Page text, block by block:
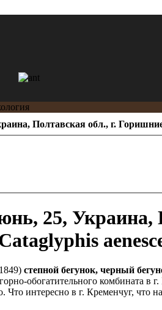
Полтавская обл., г.
25, Украина,
степной бегунок, черный
обогатительного комбината
интересно в г. Кременчуг, что